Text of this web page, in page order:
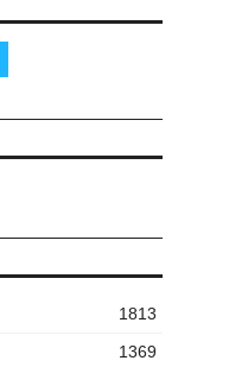
1813
1369